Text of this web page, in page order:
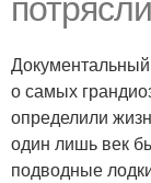
о самых
определили
один лишь век
подводные